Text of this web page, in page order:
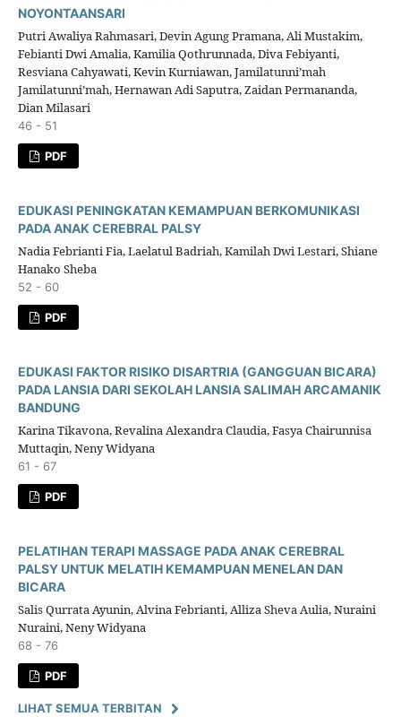
NOYONTAANSARI
Putri Awaliya Rahmasari, Devin Agung Pramana, Ali Mustakim,
Febianti Dwi Amalia, Kamilia Qothrunnada, Diva Febiyanti,
Resviana Cahyawati, Kevin Kurniawan, Jamilatunni’mah
Jamilatunni’mah, Hernawan Adi Saputra, Zaidan Permananda,
Dian Milasari
46 - 51
PDF
EDUKASI PENINGKATAN KEMAMPUAN BERKOMUNIKASI
PADA ANAK CEREBRAL PALSY
Nadia Febrianti Fia, Laelatul Badriah, Kamilah Dwi Lestari, Shiane
Hanako Sheba
52 - 60
PDF
EDUKASI FAKTOR RISIKO DISARTRIA (GANGGUAN BICARA)
PADA LANSIA DARI SEKOLAH LANSIA SALIMAH ARCAMANIK
BANDUNG
Karina Tikavona, Revalina Alexandra Claudia, Fasya Chairunnisa
Muttaqin, Neny Widyana
61 - 67
PDF
PELATIHAN TERAPI MASSAGE PADA ANAK CEREBRAL
PALSY UNTUK MELATIH KEMAMPUAN MENELAN DAN
BICARA
Salis Qurrata Ayunin, Alvina Febrianti, Alliza Sheva Aulia, Nuraini
Nuraini, Neny Widyana
68 - 76
PDF
LIHAT SEMUA TERBITAN